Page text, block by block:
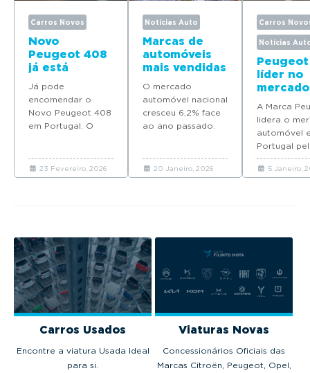
Carros Novos
Novo
Peugeot 408
já está
disponível
para
encomenda
em Portugal
Já pode
encomendar o
Novo Peugeot 408
em Portugal. O
com preços a
partir de 37.065
23 Fevereiro, 2026
Notícias Auto
Marcas de
automóveis
mais vendidas
em Portugal
em 2025
O mercado
automóvel nacional
cresceu 6,2% face
ao ano passado.
automóveis novos
venderam em
20 Janeiro, 2026
Carros
Notícias
líder no
mercado
quatro
modelos
Top 10
vendas
2025
A Marca
lidera o
automóvel
Portugal
ano
coloca
5 Janeiro,
Carros Usados
Encontre a viatura Usada Ideal
para si.
Viaturas Novas
Concessionários Oficiais das
Marcas Citroën, Peugeot, Opel,